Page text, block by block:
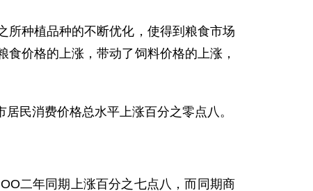
种植品种的不断优化，使得到粮食市场
价格的上涨，带动了饲料价格的上涨，
消费价格总水平上涨百分之零点八。
二年同期上涨百分之七点八，而同期商